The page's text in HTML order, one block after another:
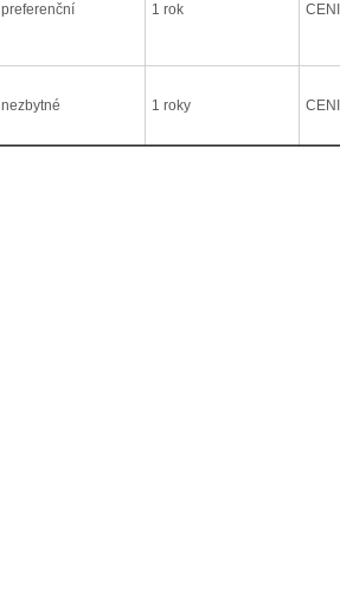
preferenční 1 rok
nezbytné 1 roky